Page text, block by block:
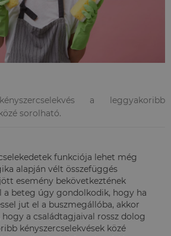
a leggyakoribb
sorolható.
funkciója lehet még
alapján vélt összefüggés
esemény bekövetkeztének
a beteg úgy gondolkodik, hogy ha
jut el a buszmegállóba, akkor
a családtagjaival rossz dolog
kényszercselekvések közé